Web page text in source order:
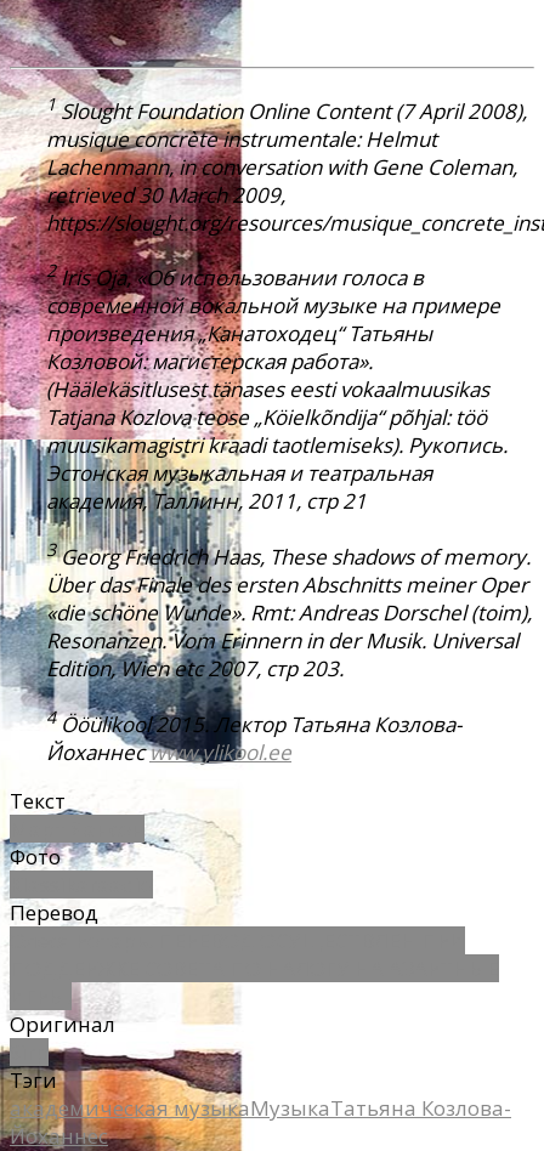
1Slought Foundation Online Content (7 April 2008),
musique concrète instrumentale: Helmut
Lachenmann, in conversation with Gene Coleman,
retrieved 30 March 2009,
https://slought.org/resources/
2Iris Oja, «Об использовании голоса в
современной вокальной музыке на примере
произведения „Канатоходец“ Татьяны
Козловой: магистерская работа».
(Häälekäsitlusest tänases eesti vokaalmuusikas
Tatjana Kozlova teose „Köielkõndija“ põhjal: töö
muusikamagistri kraadi taotlemiseks). Рукопись.
Эстонская музыкальная и театральная
академия, Таллинн, 2011, стр 21
3Georg Friedrich Haas, These shadows of memory.
Über das Finale des ersten Abschnitts meiner Oper
«die schöne Wunde». Rmt: Andreas Dorschel (toim),
Resonanzen. Vom Erinnern in der Musik. Universal
Edition, Wien etc 2007, стр 203.
4Ööülikool 2015. Лектор Татьяна Козлова-
Йоханнесwww.ylikool.ee
Текст
Фото
Перевод
Оригинал
Тэги
академическая музыкаМузыкаТатьяна Козлова-
Йоханнес